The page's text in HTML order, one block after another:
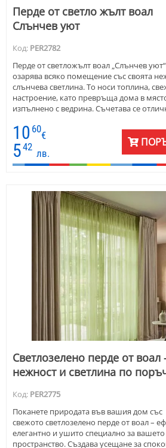
Перде от светло жълт воал
Слънчев уют
Код: PER2782
Перде от светложълт воал „Слънчев уют“
озарява всяко помещение със своята
слънчева светлина. То носи топлина,
настроение, като превръща дома в
изпълнено с ведрина. Съчетава се
изработено по индивидуална поръчка,
за окачване. На общата снимка с 10-те
цветът е номер 9 жълт воал.
10 60
€
542
лв.
Светлозелено перде от воал
нежност и светлина по
Код: PER2775
Поканете природата във вашия дом със
свежото светлозелено перде от воал –
елегантно и ушито специално за вашето
пространство. Създава усещане за